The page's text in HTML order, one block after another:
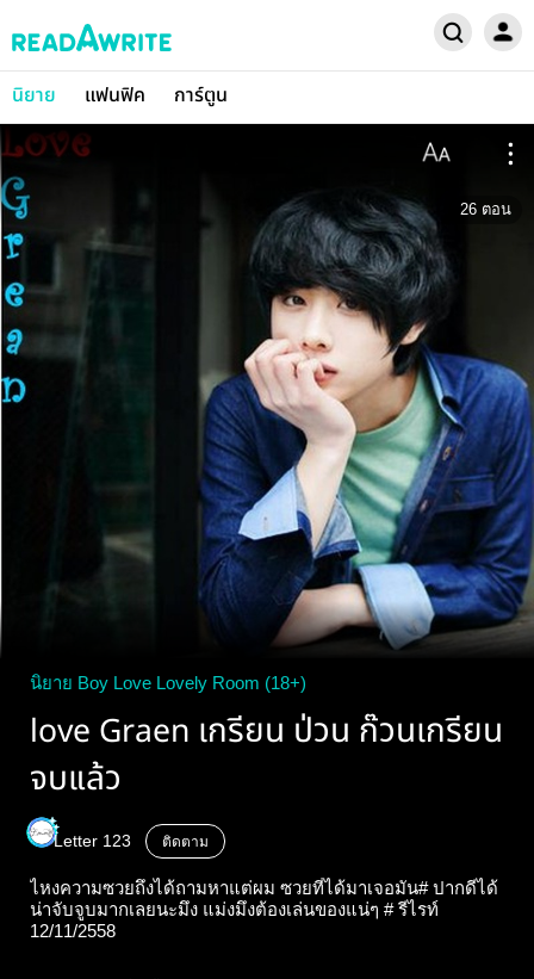
นิยาย แฟนฟิค การ์ตูน
26 ตอน
นิยาย Boy Love Lovely Room (18+)
love Graen เกรียน ป่วน ก๊วนเกรียน
จบแล้ว
Letter 123 ติดตาม
ไหงความซวยถึงได้ถามหาแต่ผม ซวยที่ได้มาเจอมัน# ปากดีได้
น่าจับจูบมากเลยนะมึง แม่งมึงต้องเล่นของแน่ๆ # รีไรท์
12/11/2558